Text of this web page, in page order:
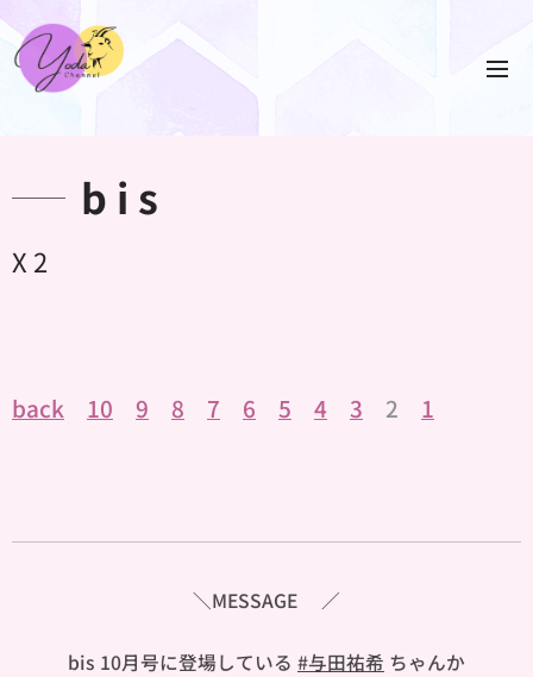
b i s
X 2
back 10 9 8 7 6 5 4 3 2 1
＼MESSAGE🐼／
bis 10月号に登場している #与田祐希 ちゃんか